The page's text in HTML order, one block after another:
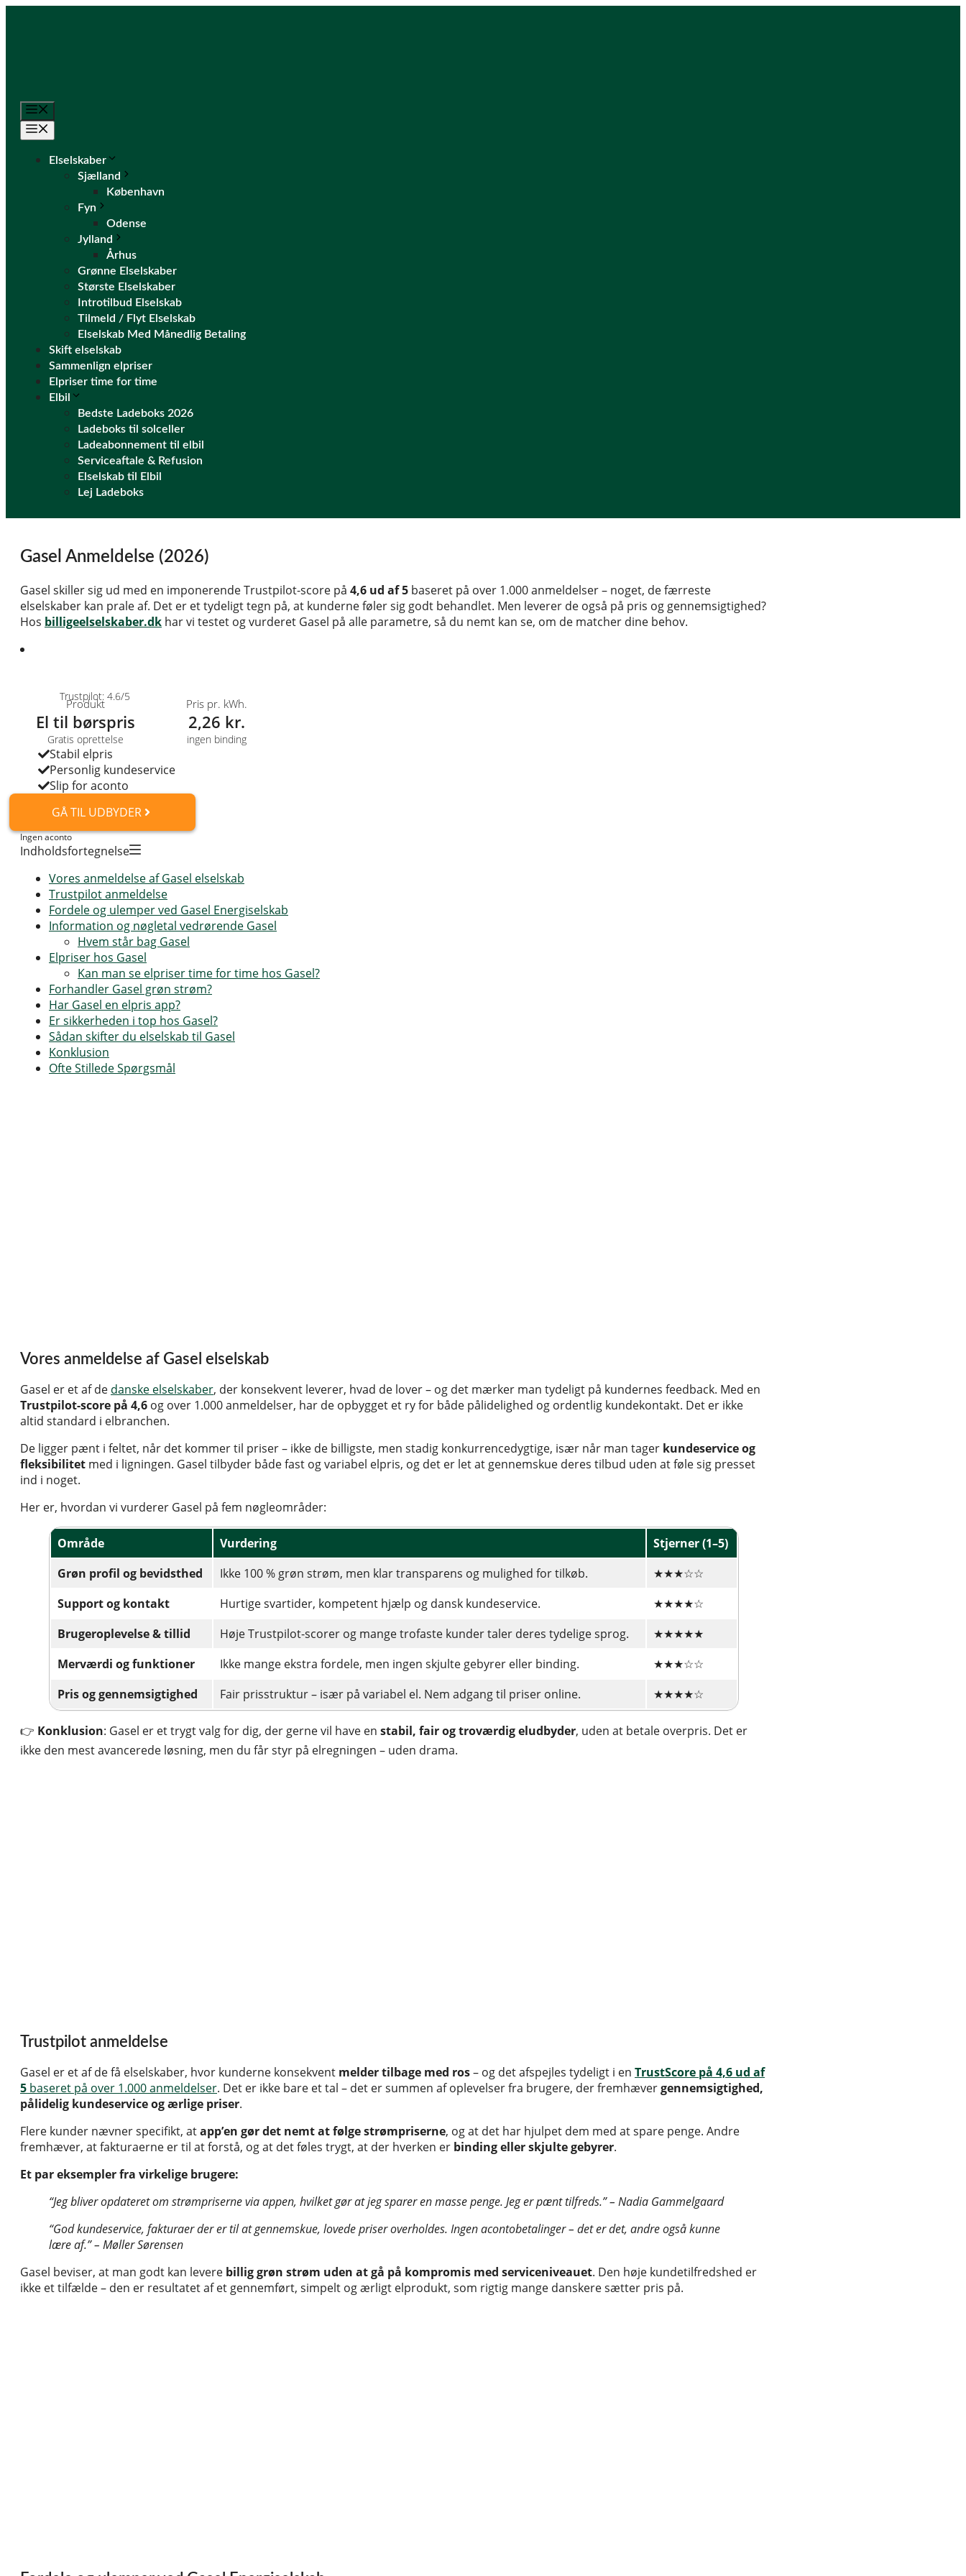
Elselskaber
Sjælland
København
Fyn
Odense
Jylland
Århus
Grønne Elselskaber
Største Elselskaber
Introtilbud Elselskab
Tilmeld / Flyt Elselskab
Elselskab Med Månedlig Betaling
Skift elselskab
Sammenlign elpriser
Elpriser time for time
Elbil
Bedste Ladeboks 2026
Ladeboks til solceller
Ladeabonnement til elbil
Serviceaftale & Refusion
Elselskab til Elbil
Lej Ladeboks
Gasel Anmeldelse (2026)
Gasel skiller sig ud med en imponerende Trustpilot-score på 4,6 ud af 5 baseret på over 1.000 anmeldelser – noget, de færreste
elselskaber kan prale af. Det er et tydeligt tegn på, at kunderne føler sig godt behandlet. Men leverer de også på pris og gennemsigtighed?
Hos billigeelselskaber.dk har vi testet og vurderet Gasel på alle parametre, så du nemt kan se, om de matcher dine behov.
Trustpilot: 4.6/5
Produkt
El til børspris
Gratis oprettelse
Pris pr. kWh.
2,26 kr.
ingen binding
Stabil elpris
Personlig kundeservice
Slip for aconto
GÅ TIL UDBYDER
Ingen aconto
Indholdsfortegnelse
Vores anmeldelse af Gasel elselskab
Trustpilot anmeldelse
Fordele og ulemper ved Gasel Energiselskab
Information og nøgletal vedrørende Gasel
Hvem står bag Gasel
Elpriser hos Gasel
Kan man se elpriser time for time hos Gasel?
Forhandler Gasel grøn strøm?
Har Gasel en elpris app?
Er sikkerheden i top hos Gasel?
Sådan skifter du elselskab til Gasel
Konklusion
Ofte Stillede Spørgsmål
Vores anmeldelse af Gasel elselskab
Gasel er et af de danske elselskaber, der konsekvent leverer, hvad de lover – og det mærker man tydeligt på kundernes feedback. Med en
Trustpilot-score på 4,6 og over 1.000 anmeldelser, har de opbygget et ry for både pålidelighed og ordentlig kundekontakt. Det er ikke
altid standard i elbranchen.
De ligger pænt i feltet, når det kommer til priser – ikke de billigste, men stadig konkurrencedygtige, især når man tager kundeservice og
fleksibilitet med i ligningen. Gasel tilbyder både fast og variabel elpris, og det er let at gennemskue deres tilbud uden at føle sig presset
ind i noget.
Her er, hvordan vi vurderer Gasel på fem nøgleområder:
Område Vurdering
Stjerner (1–5)
Grøn profil og bevidsthed
Ikke 100 % grøn strøm, men klar transparens og mulighed for tilkøb.
★★★☆☆
Support og kontakt
Hurtige svartider, kompetent hjælp og dansk kundeservice.
★★★★☆
Brugeroplevelse & tillid
Høje Trustpilot-scorer og mange trofaste kunder taler deres tydelige sprog.
★★★★★
Merværdi og funktioner
Ikke mange ekstra fordele, men ingen skjulte gebyrer eller binding.
★★★☆☆
Pris og gennemsigtighed
Fair prisstruktur – især på variabel el. Nem adgang til priser online. ★★★★☆
👉 Konklusion: Gasel er et trygt valg for dig, der gerne vil have en stabil, fair og troværdig eludbyder, uden at betale overpris. Det er
ikke den mest avancerede løsning, men du får styr på elregningen – uden drama.
Trustpilot anmeldelse
Gasel er et af de få elselskaber, hvor kunderne konsekvent melder tilbage med ros– og det afspejles tydeligt i en TrustScore på 4,6 ud af
5 baseret på over 1.000 anmeldelser. Det er ikke bare et tal – det er summen af oplevelser fra brugere, der fremhævergennemsigtighed,
pålidelig kundeservice og ærlige priser.
Flere kunder nævner specifikt, atapp’en gør det nemt at følge strømpriserne, og at det har hjulpet dem med at spare penge. Andre
fremhæver, at fakturaerne er til at forstå, og at det føles trygt, at der hverken er binding eller skjulte gebyrer.
Et par eksempler fra virkelige brugere:
“Jeg bliver opdateret om strømpriserne via appen, hvilket gør at jeg sparer en masse penge. Jeg er pænt tilfreds.” – Nadia Gammelgaard
“God kundeservice, fakturaer der er til at gennemskue, lovede priser overholdes. Ingen acontobetalinger – det er det, andre også kunne
lære af.” – Møller Sørensen
Gasel beviser, at man godt kan levere billig grøn strøm uden at gå på kompromis med serviceniveauet. Den høje kundetilfredshed er
ikke et tilfælde – den er resultatet af et gennemført, simpelt og ærligt elprodukt, som rigtig mange danskere sætter pris på.